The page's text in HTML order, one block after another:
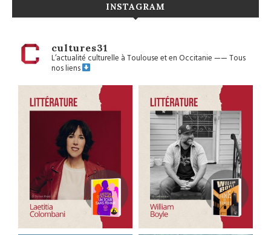
INSTAGRAM
cultures31
L’actualité culturelle à Toulouse et en Occitanie——Tous
nos liens